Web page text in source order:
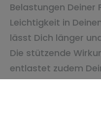
Belastungen Deiner
Leichtigkeit in
lässt Dich länger
Die stützende
entlastet zudem